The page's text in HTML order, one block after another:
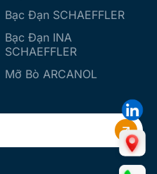
Bạc Đạn SCHAEFFLER
Bạc Đạn INA
SCHAEFFLER
Mỡ Bò ARCANOL